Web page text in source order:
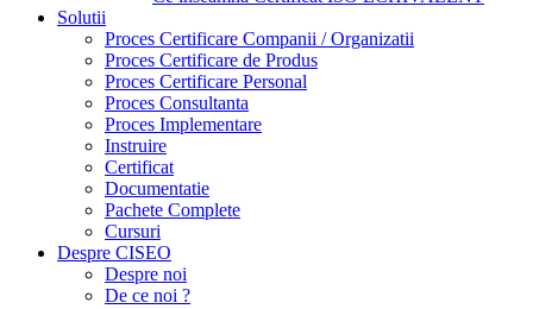
Solutii
Proces Certificare Companii / Organizatii
Proces Certificare de Produs
Proces Certificare Personal
Proces Consultanta
Proces Implementare
Instruire
Certificat
Documentatie
Pachete Complete
Cursuri
Despre CISEO
Despre noi
De ce noi ?